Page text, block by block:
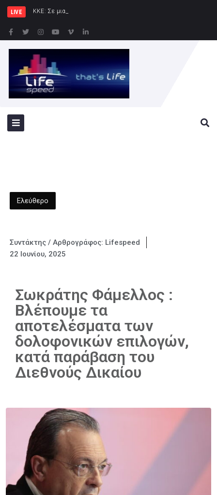
LIVE ΚΚΕ: Σε μια περιοχή που ήδη φλ
Ελεύθερο
Συντάκτης / Αρθρογράφος: Lifespeed
22 Ιουνίου, 2025
Σωκράτης Φάμελλος :
Βλέπουμε τα
αποτελέσματα των
δολοφονικών επιλογών,
κατά παράβαση του
Διεθνούς Δικαίου